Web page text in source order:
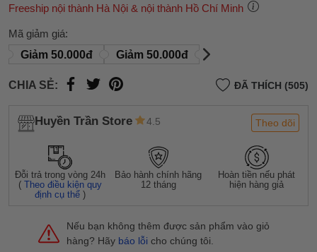
Freeship nội thành Hà Nội & nội thành Hồ Chí Minh
Mã giảm giá:
Giảm 50.000đ
Giảm 50.000đ
CHIA SẺ: ĐÃ THÍCH (505)
Huyền Trần Store 4.5 Theo dõi
Đỗi trả trong vòng 24h
(Theo điều kiện quy
định cụ thể )
Bảo hành chính hãng
12 tháng
Hoàn tiền nếu phát
hiện hàng giả
Nếu bạn không thêm được sản phẩm vào giỏ
hàng? Hãy báo lỗi cho chúng tôi.